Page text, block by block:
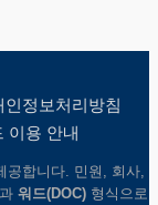
인정보처리방침
이용 안내
공합니다. 민원, 회사,
과 워드(DOC) 형식으로